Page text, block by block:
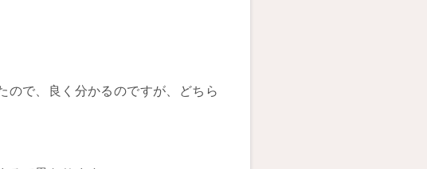
ので、良く分かるのですが、どちら